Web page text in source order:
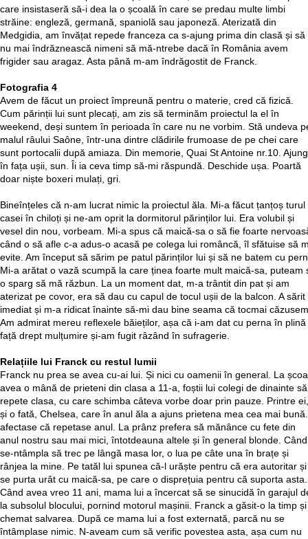
care insistaseră să-i dea la o școală în care se predau multe limbi
străine: engleză, germană, spaniolă sau japoneză. Aterizată din
Medgidia, am învățat repede franceza ca s-ajung prima din clasă și să
nu mai îndrăznească nimeni să mă-ntrebe dacă în România avem
frigider sau aragaz. Asta până m-am îndrăgostit de Franck.
Fotografia 4
Avem de făcut un proiect împreună pentru o materie, cred că fizică.
Cum părinții lui sunt plecați, am zis să terminăm proiectul la el în
weekend, deși suntem în perioada în care nu ne vorbim. Stă undeva
malul râului Saône, într-una dintre clădirile frumoase de pe chei care
sunt portocalii după amiaza. Din memorie, Quai St Antoine nr.10. Ajung
în fața ușii, sun. Îi ia ceva timp să-mi răspundă. Deschide ușa. Poartă
doar niște boxeri mulați, gri.
Bineînțeles că n-am lucrat nimic la proiectul ăla. Mi-a făcut țanțoș turul
casei în chiloți și ne-am oprit la dormitorul părinților lui. Era volubil și
vesel din nou, vorbeam. Mi-a spus că maică-sa o să fie foarte
când o să afle c-a adus-o acasă pe colega lui româncă, îl sfătuise să
evite. Am început să sărim pe patul părinților lui și să ne batem cu
Mi-a arătat o vază scumpă la care ținea foarte mult maică-sa, puteam
o sparg să mă răzbun. La un moment dat, m-a trântit din pat și am
aterizat pe covor, era să dau cu capul de tocul ușii de la balcon. A sărit
imediat și m-a ridicat înainte să-mi dau bine seama că tocmai
Am admirat mereu reflexele băieților, așa că i-am dat cu perna în plină
față drept mulțumire și-am fugit râzând în sufragerie.
Relațiile lui Franck cu restul lumii
Franck nu prea se avea cu-ai lui. Și nici cu oamenii în general. La
avea o mână de prieteni din clasa a 11-a, foștii lui colegi de dinainte să
repete clasa, cu care schimba câteva vorbe doar prin pauze. Printre ei,
și o fată, Chelsea, care în anul ăla a ajuns prietena mea cea mai
afectase că repetase anul. La prânz prefera să mănânce cu fete din
anul nostru sau mai mici, întotdeauna altele și în general blonde. Când
se-ntâmpla să trec pe lângă masa lor, o lua pe câte una în brațe și
rânjea la mine. Pe tatăl lui spunea că-l urăște pentru că era autoritar și
se purta urât cu maică-sa, pe care o disprețuia pentru că suporta asta.
Când avea vreo 11 ani, mama lui a încercat să se sinucidă în garajul
la subsolul blocului, pornind motorul mașinii. Franck a găsit-o la timp
chemat salvarea. După ce mama lui a fost externată, parcă nu se
întâmplase nimic. N-aveam cum să verific povestea asta, așa cum nu